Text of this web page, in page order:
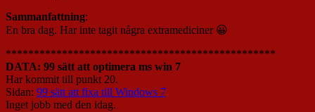
Sammanfattning:
En bra dag. Har inte tagit några extramediciner 😀
************************************************
DATA: 99 sätt att optimera ms win 7
Har kommit till punkt 20.
Sidan: 99 sätt att fixa till Windows 7
Inget jobb med den idag.